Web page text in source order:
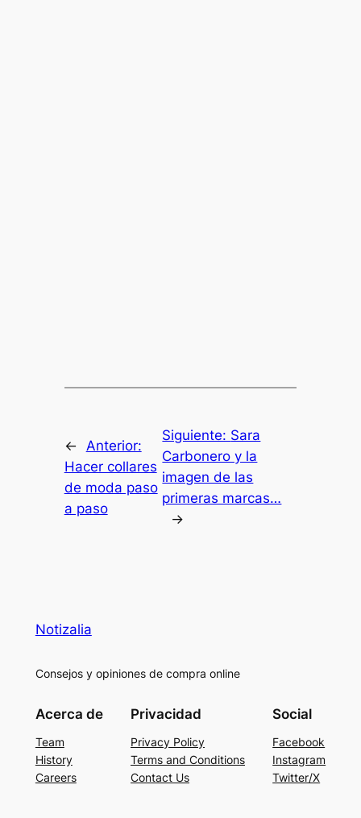
← Anterior:
Hacer collares
de moda paso
a paso
Siguiente: Sara
Carbonero y la
imagen de las
primeras marcas…
→
Notizalia
Consejos y opiniones de compra online
Acerca de
Team
History
Careers
Privacidad
Privacy Policy
Terms and Conditions
Contact Us
Social
Facebook
Instagram
Twitter/X